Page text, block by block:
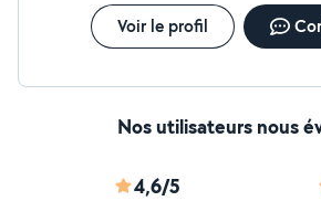
Voir le profil
Nos utilisateurs nous
4,6/5